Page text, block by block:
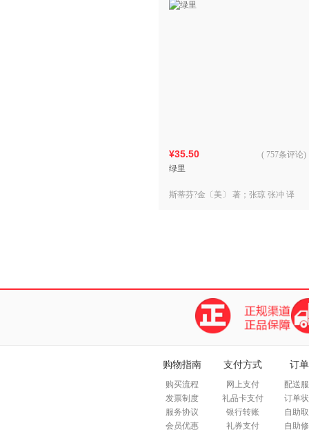
¥35.50
绿里
( 757条评论)
斯蒂芬?金〔美〕 著；张琼 张冲 译
购物指南
购买流程
发票制度
服务协议
会员优惠
支付方式
网上支付
礼品卡支付
银行转账
礼券支付
订
配送
订单
自助
自助